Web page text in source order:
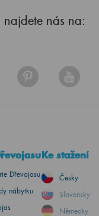
najdete nás na:
Dřevojasu
nábytku
Ke stažení
Česky
Slovensky
Německy